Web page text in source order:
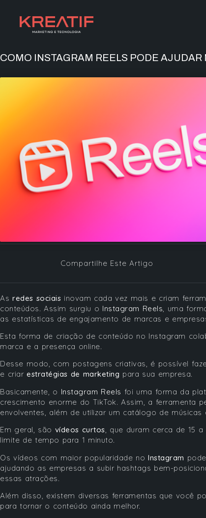
COMO INSTAGRAM REELS PODE
Compartilhe Este Artigo
As redes sociais inovam cada vez mais e criam
conteúdos. Assim surgiu o Instagram Reels , uma
as estatísticas de engajamento de marcas e
Esta forma de criação de conteúdo no Instagram
marca e a presença online.
Desse modo, com postagens criativas, é possível
e criar estratégias de marketing para sua empresa.
Basicamente, o Instagram Reels foi uma forma da
crescimento enorme do TikTok. Assim, a ferramenta
envolventes, além de utilizar um catálogo de
Em geral, são vídeos curtos, que duram cerca de 15
limite de tempo para 1 minuto.
Os vídeos com maior popularidade no Instagram
ajudando as empresas a subir hashtags bem-
essas atrações.
Além disso, existem diversas ferramentas que você
para tornar o conteúdo ainda melhor.